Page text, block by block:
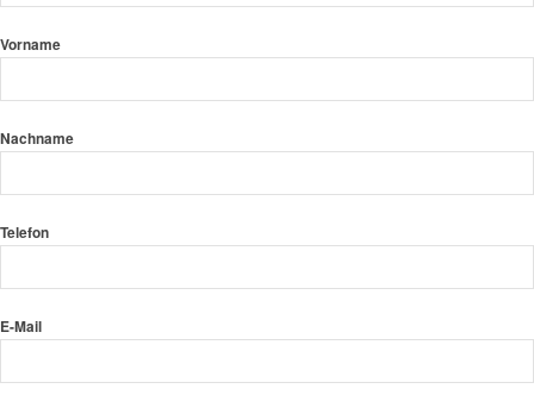
Vorname
Nachname
Telefon
E-Mail